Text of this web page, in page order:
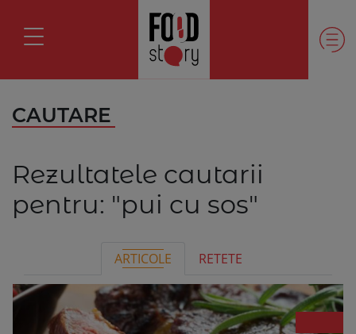
CAUTARE
Rezultatele cautarii
pentru: "pui cu sos"
ARTICOLE RETETE